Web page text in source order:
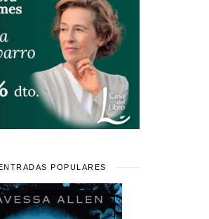
POPULARES